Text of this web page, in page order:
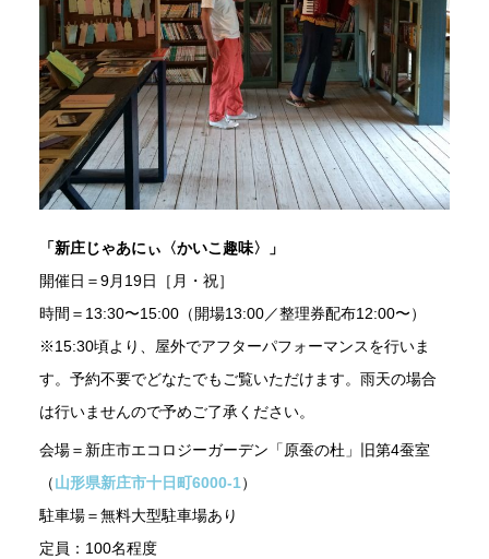
「新庄じゃあにぃ〈かいこ趣味〉」
開催日＝9月19日［月・祝］
時間＝13:30〜15:00（開場13:00／整理券配布12:00〜）
※15:30頃より、屋外でアフターパフォーマンスを行いま
す。予約不要でどなたでもご覧いただけます。雨天の場合
は行いませんので予めご了承ください。
会場＝新庄市エコロジーガーデン「原蚕の杜」旧第4蚕室
（山形県新庄市十日町6000-1）
駐車場＝無料大型駐車場あり
定員：100名程度